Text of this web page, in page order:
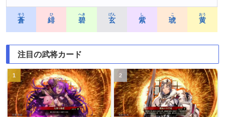
蒼
そう
緋
ひ
碧
へき
玄
げん
紫
し
琥
こ
黄
おう
注目の武将カード